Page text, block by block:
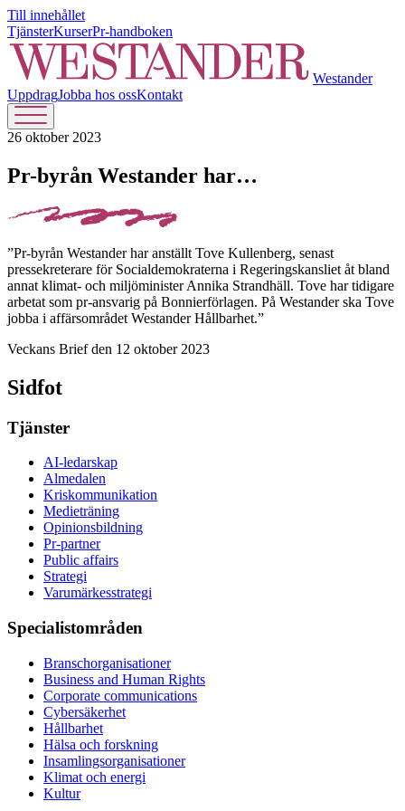
Till innehållet
TjänsterKurserPr-handboken
Westander
UppdragJobba hos ossKontakt
26 oktober 2023
Pr-byrån Westander har…
”Pr-byrån Westander har anställt Tove Kullenberg, senast
pressekreterare för Socialdemokraterna i Regeringskansliet åt bland
annat klimat- och miljöminister Annika Strandhäll. Tove har tidigare
arbetat som pr-ansvarig på Bonnierförlagen. På Westander ska Tove
jobba i affärsområdet Westander Hållbarhet.”
Veckans Brief den 12 oktober 2023
Sidfot
Tjänster
AI-ledarskap
Almedalen
Kris­kommunikation
Medieträning
Opinionsbildning
Pr-partner
Public affairs
Strategi
Varumärkesstrategi
Specialistområden
Branschorganisationer
Business and Human Rights
Corporate communications
Cybersäkerhet
Hållbarhet
Hälsa och forskning
Insamlingsorganisationer
Klimat och energi
Kultur